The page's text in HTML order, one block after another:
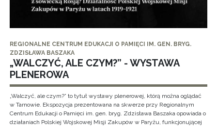
REGIONALNE CENTRUM EDUKACJI O PAMIĘCI IM. GEN. BRYG.
ZDZISŁAWA BASZAKA
„WALCZYĆ, ALE CZYM?” - WYSTAWA
PLENEROWA
„Walczyć, ale czym?” to tytuł wystawy plenerowej, którą można oglądać
w Tarnowie. Ekspozycja prezentowana na skwerze przy Regionalnym
Centrum Edukacji o Pamięci im. gen. bryg. Zdzisława Baszaka opowiada o
działaniach Polskiej Wojskowej Misji Zakupów w Paryżu, funkcjonującej